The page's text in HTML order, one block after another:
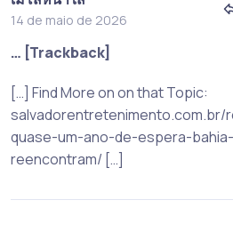
14 de maio de 2026
… [Trackback]
[…] Find More on on that Topic:
quase-um-ano-de-espera-
reencontram/ […]